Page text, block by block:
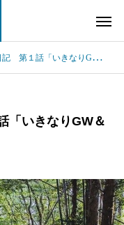
きなりGW＆田舎（失礼！）の洗礼」
「いきなりGW＆